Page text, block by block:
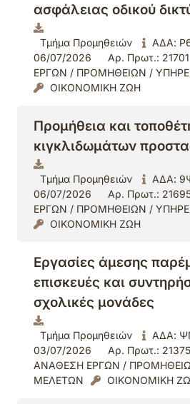
ασφάλειας οδικού
Τμήμα Προμηθειών
ΑΔΑ:
06/07/2026
Αρ. Πρωτ.: 21701
ΕΡΓΩΝ / ΠΡΟΜΗΘΕΙΩΝ /
ΟΙΚΟΝΟΜΙΚΗ ΖΩΗ
Προμήθεια και
κιγκλιδωμάτων
Τμήμα Προμηθειών
ΑΔΑ:
06/07/2026
Αρ. Πρωτ.:
ΕΡΓΩΝ / ΠΡΟΜΗΘΕΙΩΝ /
ΟΙΚΟΝΟΜΙΚΗ ΖΩΗ
Εργασίες άμεσης
επισκευές και
σχολικές μονάδες
Τμήμα Προμηθειών
ΑΔΑ:
03/07/2026
Αρ. Πρωτ.:
ΑΝΑΘΕΣΗ ΕΡΓΩΝ /
ΜΕΛΕΤΩΝ
ΟΙΚΟΝΟΜΙΚΗ